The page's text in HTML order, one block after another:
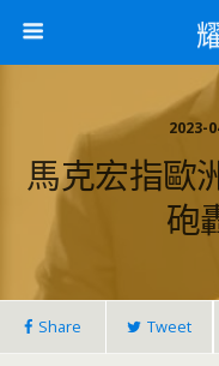
2023-
馬克宏指歐
砲
Share Tweet